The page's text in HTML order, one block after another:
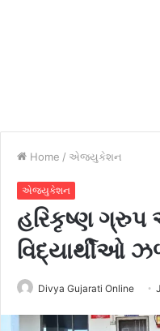
Home / એજ્યુકેશન
એજ્યુકેશન
હરિકૃષ્ણ
વિદ્યાર્થીઓ
Divya Gujarati Online